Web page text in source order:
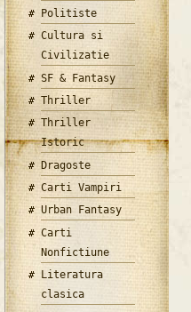
Politiste
Cultura si
Civilizatie
SF & Fantasy
Thriller
Thriller
Istoric
Dragoste
Carti Vampiri
Urban Fantasy
Carti
Nonfictiune
Literatura
clasica